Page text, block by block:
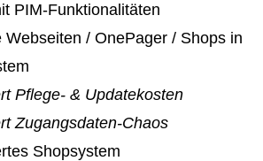
PIM-Funktionalitäten
Webseiten / OnePager / Shops in
Pflege- & Updatekosten
Zugangsdaten-Chaos
Shopsystem